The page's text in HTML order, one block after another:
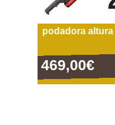
podadora
469,00€